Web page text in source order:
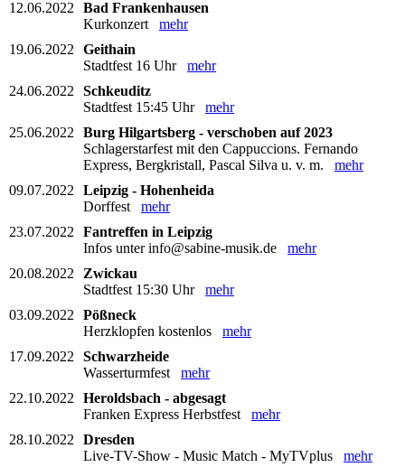
12.06.2022
Bad Frankenhausen
Kurkonzert mehr
19.06.2022
Geithain
Stadtfest 16 Uhr mehr
24.06.2022
Schkeuditz
Stadtfest 15:45 Uhr mehr
25.06.2022
Burg Hilgartsberg - verschoben auf 2023
Schlagerstarfest mit den Cappuccions. Fernando
Express, Bergkristall, Pascal Silva u. v. m. mehr
09.07.2022
Leipzig - Hohenheida
Dorffest mehr
23.07.2022
Fantreffen in Leipzig
Infos unter info@sabine-musik.de mehr
20.08.2022
Zwickau
Stadtfest 15:30 Uhr mehr
03.09.2022
Pößneck
Herzklopfen kostenlos mehr
17.09.2022
Schwarzheide
Wasserturmfest mehr
22.10.2022
Heroldsbach - abgesagt
Franken Express Herbstfest mehr
28.10.2022
Dresden
Live-TV-Show - Music Match - MyTVplus mehr